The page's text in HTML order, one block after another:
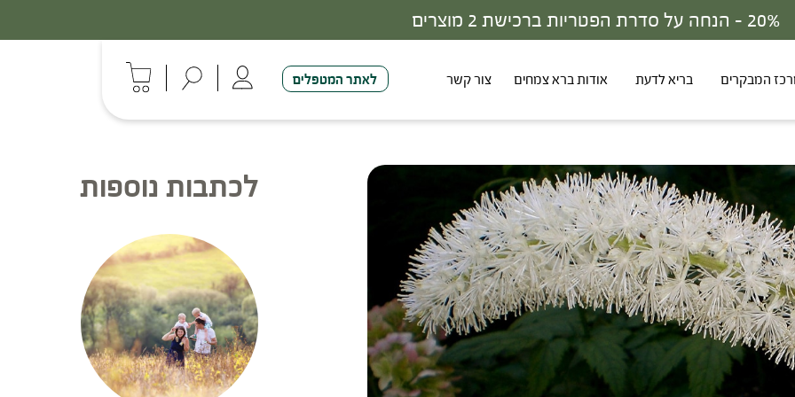
30% - הנחה על סדרת הפטריות ברכישת 3 מוצרים
המבקרים בריא לדעת אודות ברא צמחים צור קשר לאתר המטפלים
לכתבות נוספות